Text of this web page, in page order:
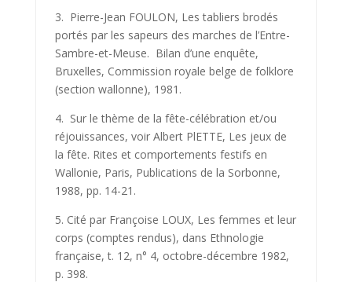
3. Pierre-Jean FOULON, Les tabliers brodés
portés par les sapeurs des marches de l’Entre-
Sambre-et-Meuse. Bilan d’une enquête,
Bruxelles, Commission royale belge de folklore
(section wallonne), 1981.
4. Sur le thème de la fête-célébration et/ou
réjouissances, voir Albert PlETTE, Les jeux de
la fête. Rites et comportements festifs en
Wallonie, Paris, Publications de la Sorbonne,
1988, pp. 14-21.
5. Cité par Françoise LOUX, Les femmes et leur
corps (comptes rendus), dans Ethnologie
française, t. 12, n° 4, octobre-décembre 1982,
p. 398.